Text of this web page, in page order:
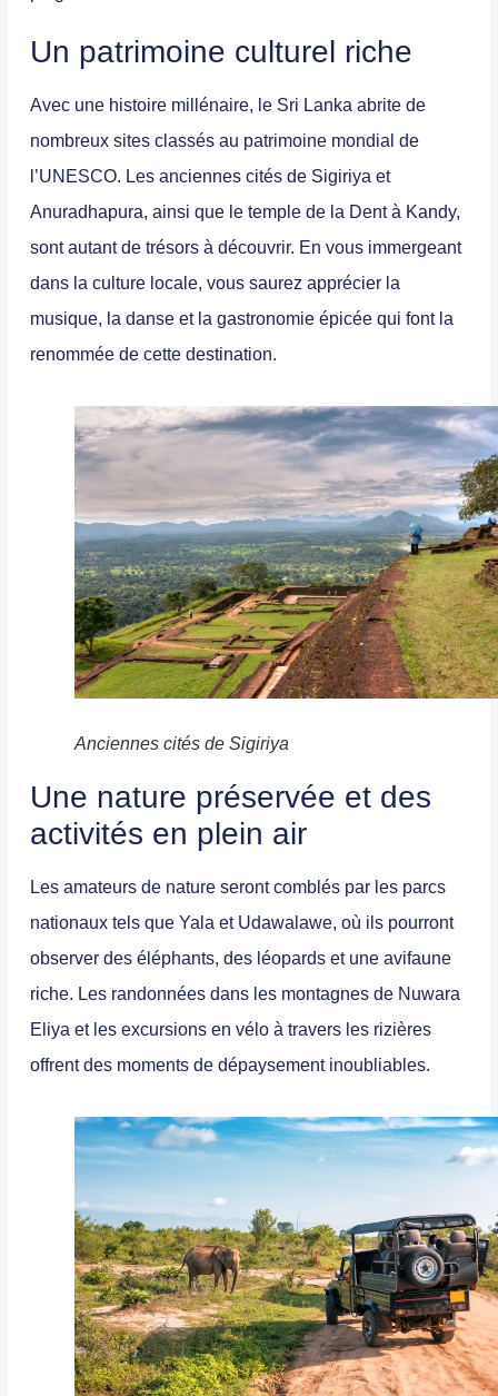
Un patrimoine culturel riche
Avec une histoire millénaire, le Sri Lanka abrite de
nombreux sites classés au patrimoine mondial de
l’UNESCO. Les anciennes cités de Sigiriya et
Anuradhapura, ainsi que le temple de la Dent à Kandy,
sont autant de trésors à découvrir. En vous immergeant
dans la culture locale, vous saurez apprécier la
musique, la danse et la gastronomie épicée qui font la
renommée de cette destination.
Anciennes cités de Sigiriya
Une nature préservée et des
activités en plein air
Les amateurs de nature seront comblés par les parcs
nationaux tels que Yala et Udawalawe, où ils pourront
observer des éléphants, des léopards et une avifaune
riche. Les randonnées dans les montagnes de Nuwara
Eliya et les excursions en vélo à travers les rizières
offrent des moments de dépaysement inoubliables.